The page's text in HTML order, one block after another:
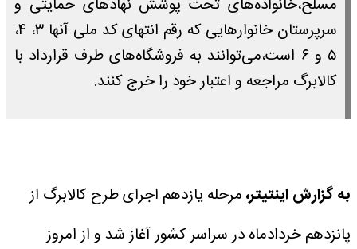
مسلح،خانواده‌های تحت پوشش نهادهای حمایتی‌ و
سرپرستان خانوارهایی که رقم انتهای کد ملی آنها ۳، ۴،
۵ و ۶ است،می‌توانند به فروشگاه‌های طرف قرارداد با
کالابرگ مراجعه و اعتبار خود را خرج کنند.
به گزارش اینتیتر،مرحله یازدهم اجرای طرح کالابرگ از
پانزدهم خردادماه در سراسر کشور آغاز شد و از امروز